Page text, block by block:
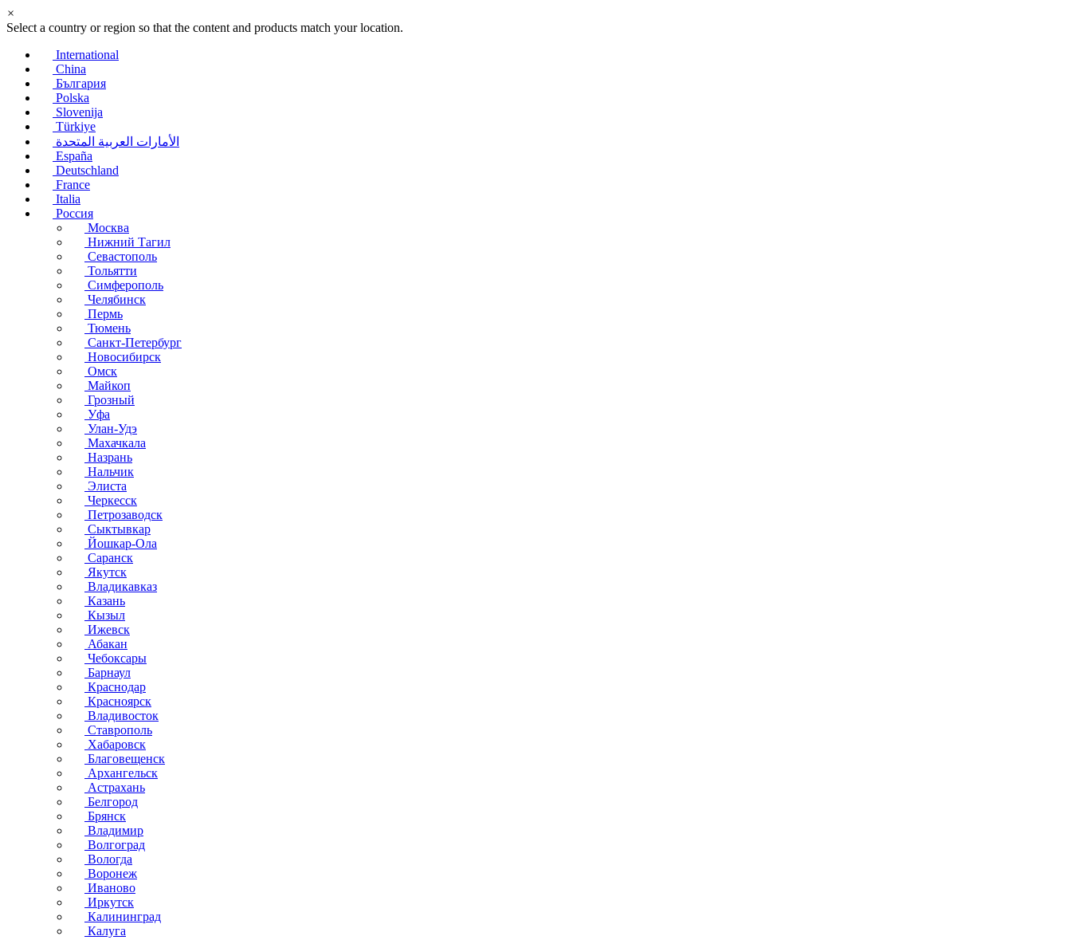
×
Select a country or region so that the content and products match your location.
International
China
България
Polska
Slovenija
Türkiye
الأمارات العربية المتحدة
España
Deutschland
France
Italia
Россия
Москва
Нижний Тагил
Севастополь
Тольятти
Симферополь
Челябинск
Пермь
Тюмень
Санкт-Петербург
Новосибирск
Омск
Майкоп
Грозный
Уфа
Улан-Удэ
Махачкала
Назрань
Нальчик
Элиста
Черкесск
Петрозаводск
Сыктывкар
Йошкар-Ола
Саранск
Якутск
Владикавказ
Казань
Кызыл
Ижевск
Абакан
Чебоксары
Барнаул
Краснодар
Красноярск
Владивосток
Ставрополь
Хабаровск
Благовещенск
Архангельск
Астрахань
Белгород
Брянск
Владимир
Волгоград
Вологда
Воронеж
Иваново
Иркутск
Калининград
Калуга